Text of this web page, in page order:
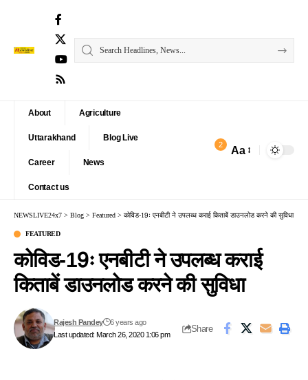
About Agriculture
Uttarakhand Blog Live
Career News
Contact us
2 Aa
NEWSLIVE24x7 > Blog > Featured > कोविड-19ः एनबीटी ने उपलब्ध कराई किताबें डाउनलोड करने की सुविधा
FEATURED
कोविड-19ः एनबीटी ने उपलब्ध कराई
किताबें डाउनलोड करने की सुविधा
Last updated: March 26, 2020 1:06 pm
Rajesh Pandey 6 years ago
Share